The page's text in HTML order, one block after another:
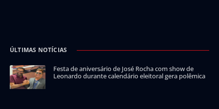
ÚLTIMAS NOTÍCIAS
Festa de aniversário de José Rocha com show de
Leonardo durante calendário eleitoral gera polêmica